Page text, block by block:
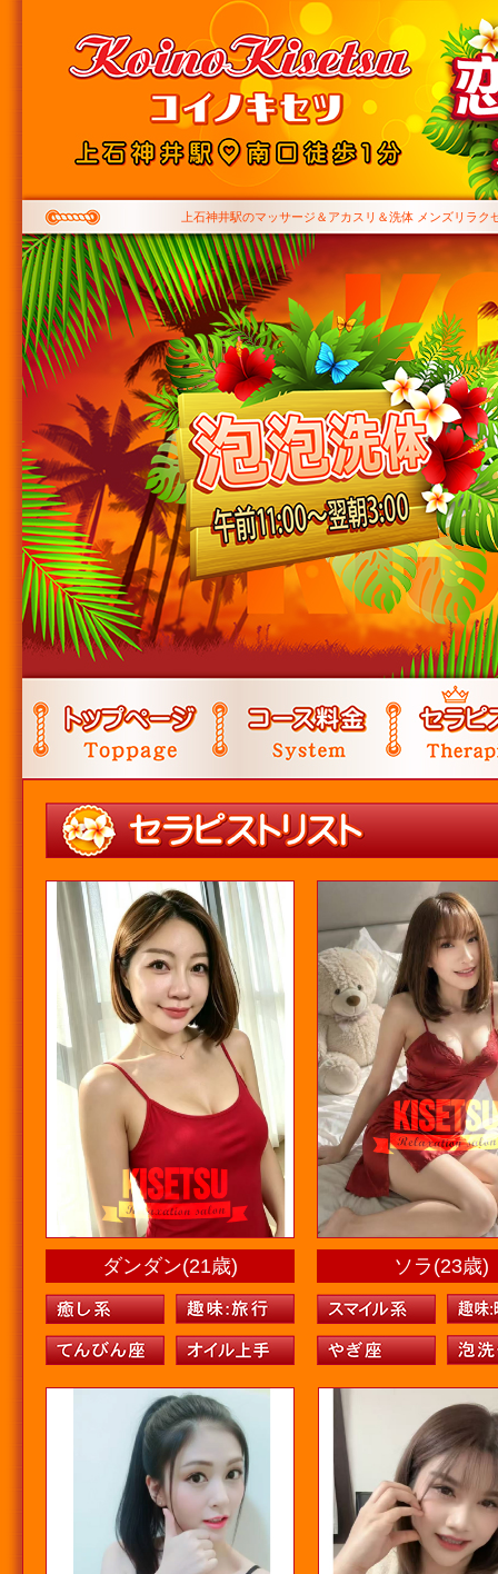
上石神井駅のマッサージ＆アカスリ＆洗体 メンズリラ
ダンダン(21歳) ソラ(23歳)